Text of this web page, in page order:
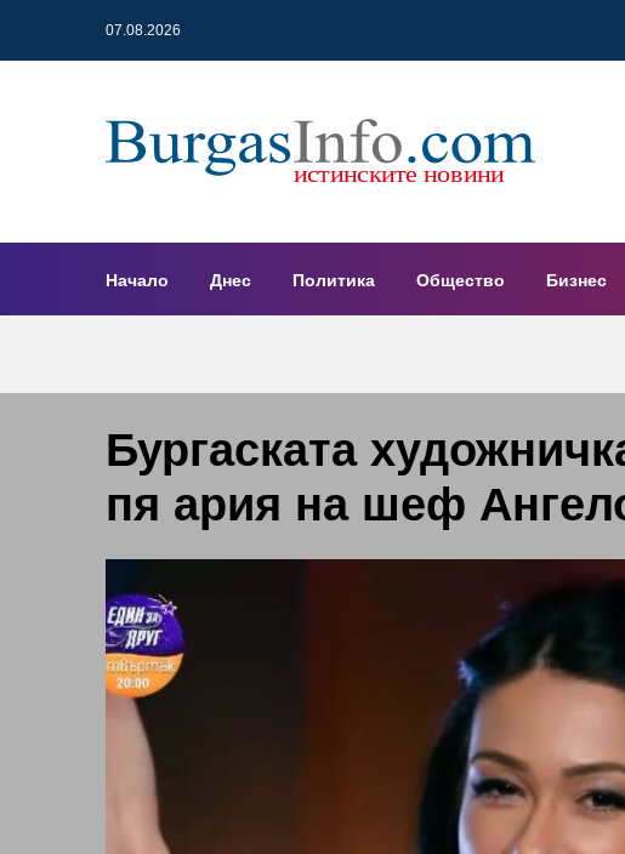
07.08.2026
Начало Днес Политика Общество Бизнес
Бургаската
пя ария на шеф